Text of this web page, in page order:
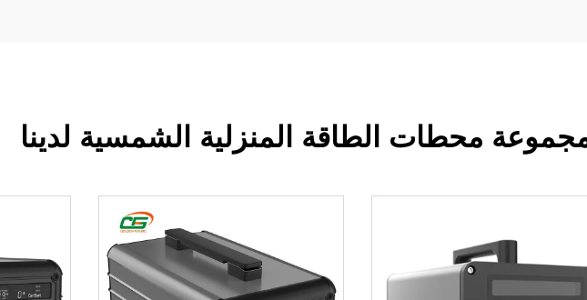
محطات الطاقة المنزلية الشمسية لدينا